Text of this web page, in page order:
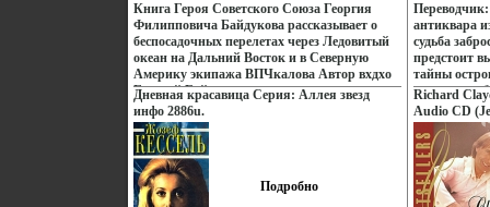
Книга Героя Советского Союза Георгия
Филипповича Байдукова рассказывает о
беспосадочных перелетах через Ледовитый
океан на Дальний Восток и в Северную
Америку экипажа ВПЧкалова Автор вхдхо
Георгий Байдуков.
Дневная красавица Серия: Аллея звезд
инфо 2886u.
Подробно
антиквара
судьба
предстоит
тайны
гигантские
связаны с
убийством,
мстителя
Hamilton.
Richard
Audio CD
DreaMusic
Сборник: